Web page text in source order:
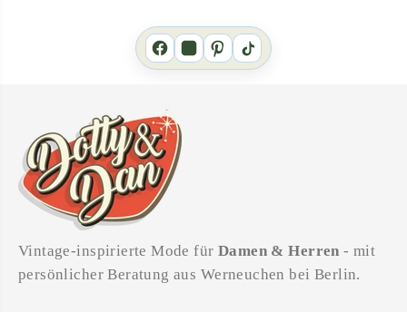
Vintage-inspirierte Mode für Damen & Herren - mit
persönlicher Beratung aus Werneuchen bei Berlin.